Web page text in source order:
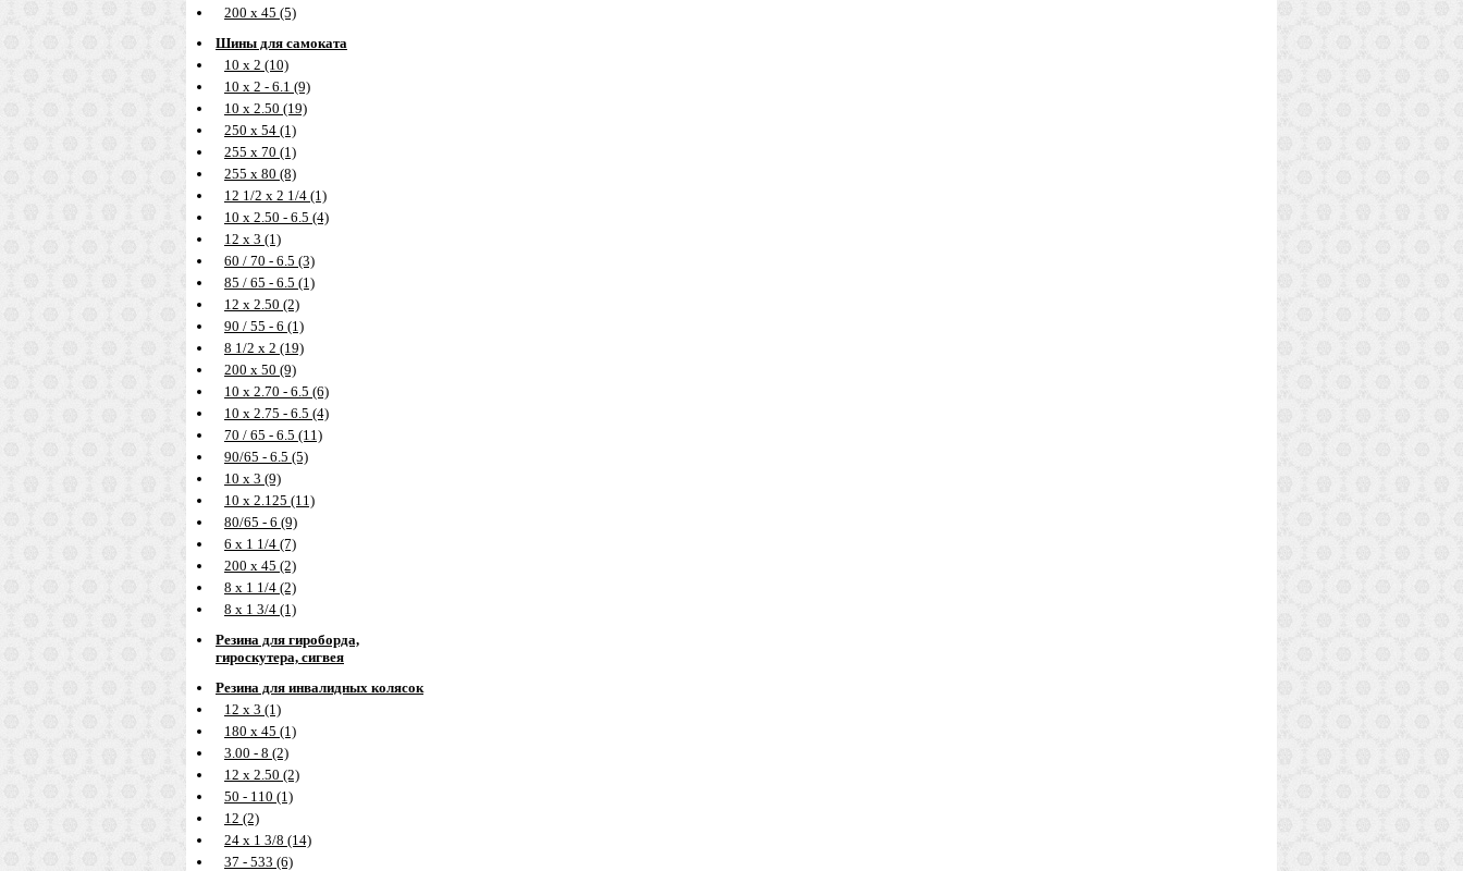
200 х 45 (5)
Шины для самоката
10 х 2 (10)
10 х 2 - 6.1 (9)
10 х 2.50 (19)
250 х 54 (1)
255 х 70 (1)
255 х 80 (8)
12 1/2 х 2 1/4 (1)
10 х 2.50 - 6.5 (4)
12 х 3 (1)
60 / 70 - 6.5 (3)
85 / 65 - 6.5 (1)
12 х 2.50 (2)
90 / 55 - 6 (1)
8 1/2 х 2 (19)
200 х 50 (9)
10 х 2.70 - 6.5 (6)
10 х 2.75 - 6.5 (4)
70 / 65 - 6.5 (11)
90/65 - 6.5 (5)
10 х 3 (9)
10 х 2.125 (11)
80/65 - 6 (9)
6 х 1 1/4 (7)
200 х 45 (2)
8 х 1 1/4 (2)
8 х 1 3/4 (1)
Резина для гироборда,
гироскутера, сигвея
Резина для инвалидных колясок
12 х 3 (1)
180 х 45 (1)
3.00 - 8 (2)
12 х 2.50 (2)
50 - 110 (1)
12 (2)
24 х 1 3/8 (14)
37 - 533 (6)